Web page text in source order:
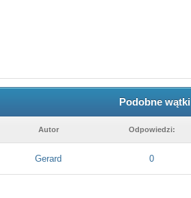
Podobne wątki
Autor Odpowiedzi:
Gerard 0